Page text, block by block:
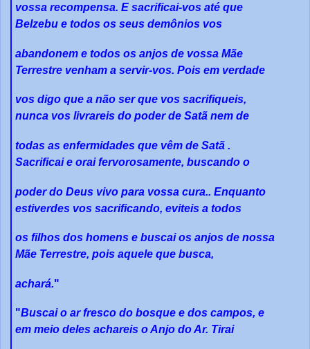
vossa recompensa. E sacrificai-vos até que
Belzebu e todos os seus demônios vos
abandonem e todos os anjos de vossa Mãe
Terrestre venham a servir-vos. Pois em verdade
vos digo que a não ser que vos sacrifiqueis,
nunca vos livrareis do poder de Satã nem de
todas as enfermidades que vêm de Satã .
Sacrificai e orai fervorosamente, buscando o
poder do Deus vivo para vossa cura.. Enquanto
estiverdes vos sacrificando, eviteis a todos
os filhos dos homens e buscai os anjos de nossa
Mãe Terrestre, pois aquele que busca,
achará."
"Buscai o ar fresco do bosque e dos campos, e
em meio deles achareis o Anjo do Ar. Tirai